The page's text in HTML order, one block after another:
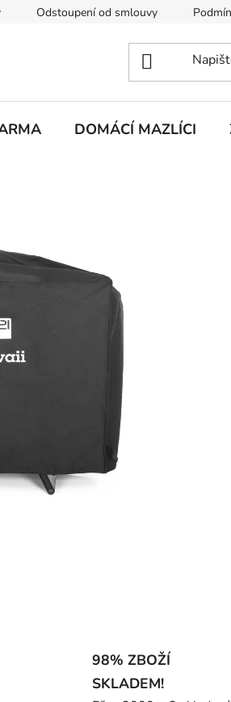
Odstoupení od smlouvy
DOMÁCÍ MAZLÍCI
98% ZBOŽÍ
SKLADEM!